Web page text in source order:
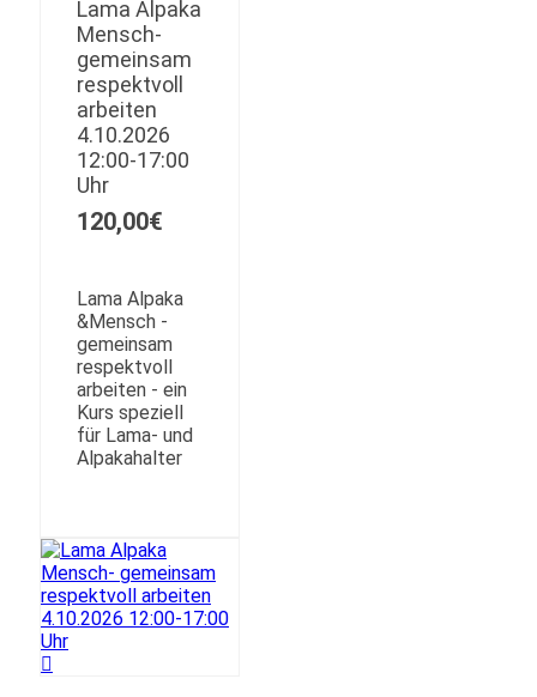
Lama Alpaka
Mensch-
gemeinsam
respektvoll
arbeiten
4.10.2026
12:00-17:00
Uhr
120,00€
Lama Alpaka
&Mensch -
gemeinsam
respektvoll
arbeiten - ein
Kurs speziell
für Lama- und
Alpakahalter